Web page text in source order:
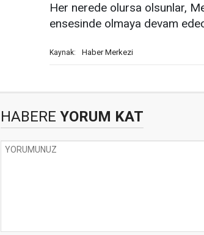
Her nerede olursa olsunlar,
ensesinde olmaya devam
Kaynak: Haber Merkezi
HABERE YORUM KAT